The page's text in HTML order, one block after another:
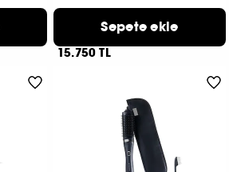
Styler Max
15.750 TL
Sepete ekle